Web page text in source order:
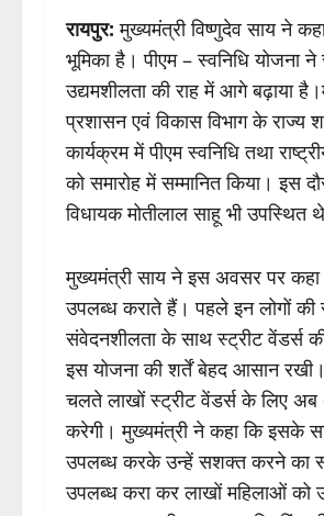
रायपुर: मुख्यमंत्री विष्णुदेव साय ने
भूमिका है। पीएम – स्वनिधि योजना
उद्यमशीलता की राह में आगे बढ़ाया
प्रशासन एवं विकास विभाग के राज्य
कार्यक्रम में पीएम स्वनिधि तथा
को समारोह में सम्मानित किया। इस
विधायक मोतीलाल साहू भी उपस्थित
मुख्यमंत्री साय ने इस अवसर पर कहा
उपलब्ध कराते हैं। पहले इन लोगों की
संवेदनशीलता के साथ स्ट्रीट वेंडर्स
इस योजना की शर्तें बेहद आसान
चलते लाखों स्ट्रीट वेंडर्स के लिए
करेगी। मुख्यमंत्री ने कहा कि इसके
उपलब्ध करके उन्हें सशक्त करने का
उपलब्ध करा कर लाखों महिलाओं को